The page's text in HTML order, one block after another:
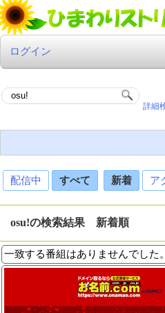
ログイン
詳細
配信中 すべて 新着 ア
osu!の検索結果 新着順
一致する番組はありませんでした。